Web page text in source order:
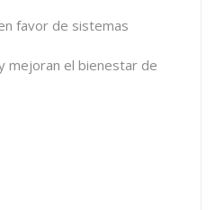
favor de sistemas
mejoran el bienestar de